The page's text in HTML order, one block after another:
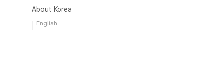
About Korea
English